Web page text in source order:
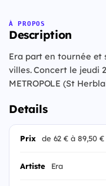
À PROPOS
Description
Era part en tournée et
villes. Concert le jeudi
METROPOLE (St
Details
Prix de 62 € à 89,50 €
Artiste Era